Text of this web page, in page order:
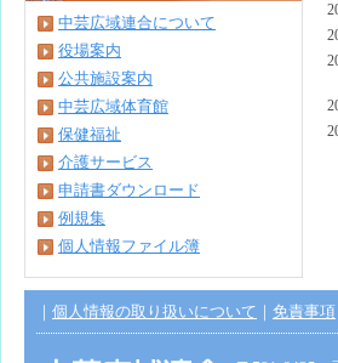
中芸広域連合について
役場案内
公共施設案内
中芸広域体育館
保健福祉
介護サービス
申請書ダウンロード
例規集
個人情報ファイル簿
｜ 個人情報の取り扱いについて ｜ 免責事項